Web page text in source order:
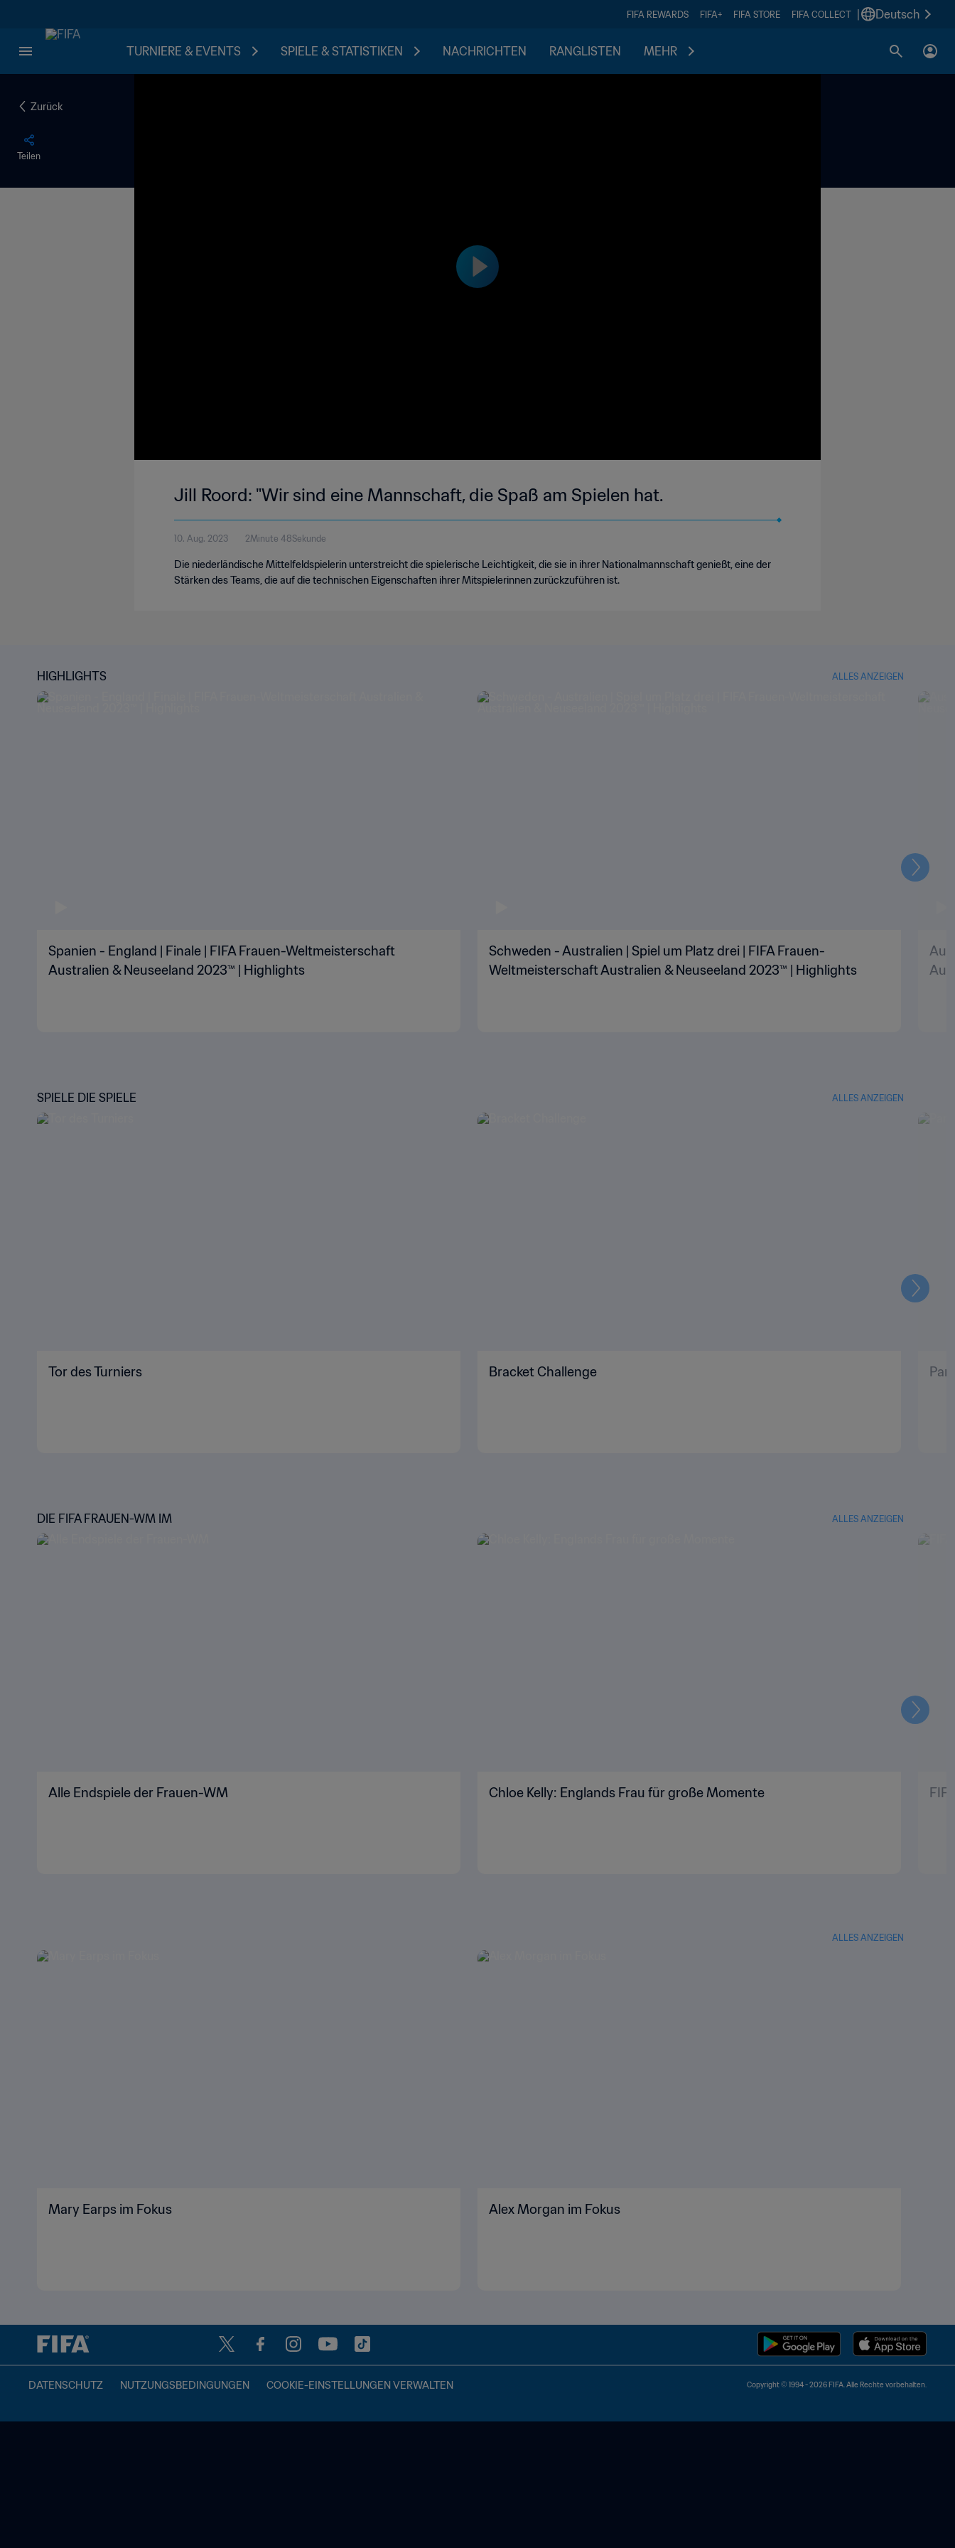
FIFA REWARDS FIFA+ FIFA STORE FIFA COLLECT Deutsch
TURNIERE & EVENTS SPIELE & STATISTIKEN NACHRICHTEN RANGLISTEN MEHR
Zurück
Teilen
Jill Roord: "Wir sind eine Mannschaft, die Spaß am Spielen hat.
10. Aug. 2023 2Minute 48Sekunde
Die niederländische Mittelfeldspielerin unterstreicht die spielerische Leichtigkeit, die sie in ihrer Nationalmannschaft genießt, eine der
Stärken des Teams, die auf die technischen Eigenschaften ihrer Mitspielerinnen zurückzuführen ist.
HIGHLIGHTS ALLES ANZEIGEN
Spanien - England | Finale | FIFA Frauen-Weltmeisterschaft
Australien & Neuseeland 2023™ | Highlights
Schweden - Australien | Spiel um Platz drei | FIFA Frauen-
Weltmeisterschaft Australien & Neuseeland 2023™ | Highlights
Weiter
SPIELE DIE SPIELE ALLES ANZEIGEN
Tor des Turniers Bracket Challenge
Weiter
DIE FIFA FRAUEN-WM IM ALLES ANZEIGEN
Alle Endspiele der Frauen-WM Chloe Kelly: Englands Frau für große Momente
Weiter
ALLES ANZEIGEN
Mary Earps im Fokus Alex Morgan im Fokus
DATENSCHUTZ NUTZUNGSBEDINGUNGEN COOKIE-EINSTELLUNGEN VERWALTEN Copyright © 1994 - 2026 FIFA. Alle Rechte vorbehalten.